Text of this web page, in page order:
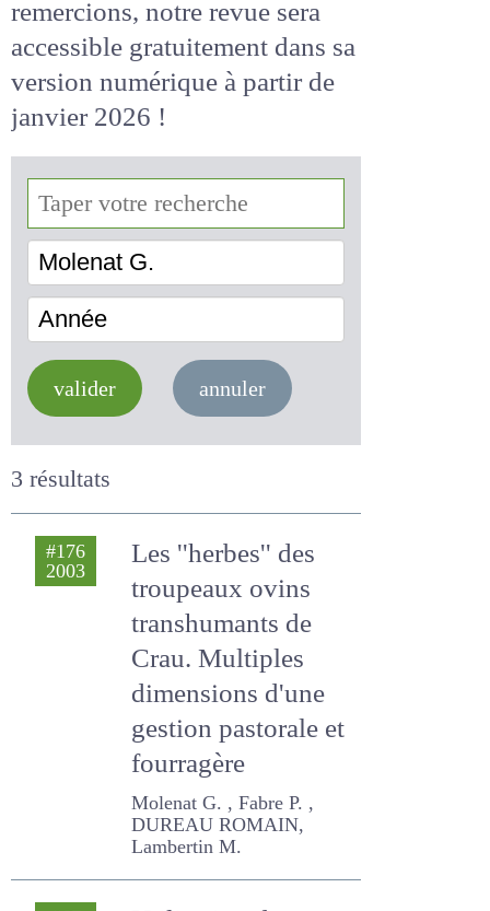
fondateurs de l'AFPF que nous
remercions, notre revue sera
accessiblegratuitementdans
sa version numérique
de janvier 2026 !
Molenat G.
valider annuler
3 résultats
#176
Les ''herbes'' des
troupeaux ovins
transhumants de
Crau. Multiples
dimensions d'une
gestion pastorale
et fourragère
Molenat G. , Fabre P. ,
DUREAU ROMAIN,
Lambertin M.